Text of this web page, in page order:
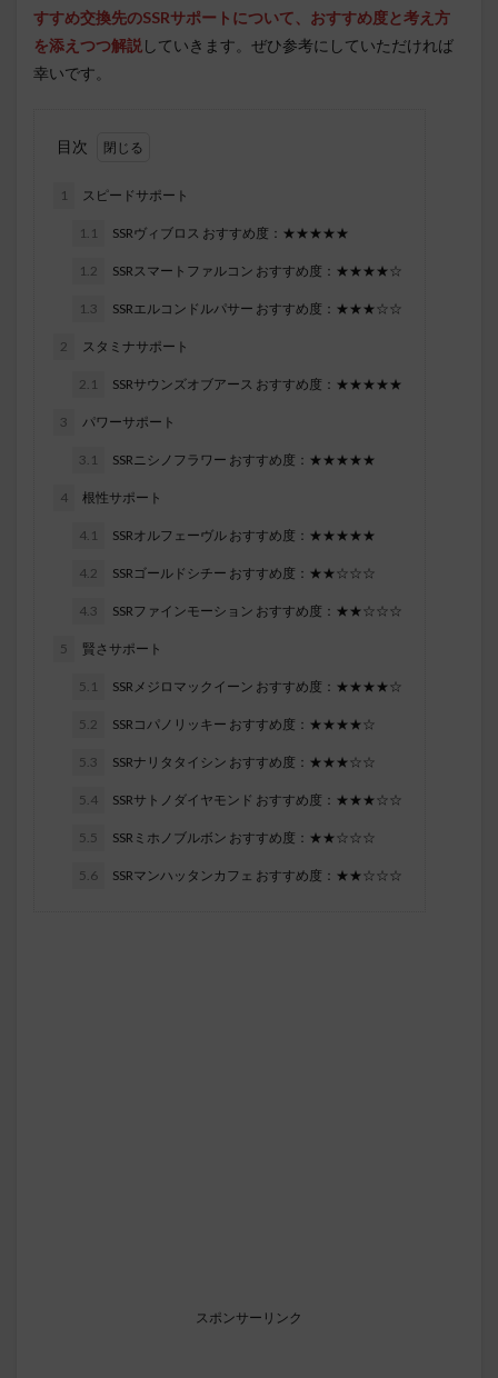
すすめ交換先のSSRサポートについて、おすすめ度と考え方
を添えつつ解説 していきます。ぜひ参考にしていただければ
幸いです。
目次
1 スピードサポート
1.1 SSRヴィブロス おすすめ度：★★★★★
1.2 SSRスマートファルコン おすすめ度：★★★★☆
1.3 SSRエルコンドルパサー おすすめ度：★★★☆☆
2 スタミナサポート
2.1 SSRサウンズオブアース おすすめ度：★★★★★
3 パワーサポート
3.1 SSRニシノフラワー おすすめ度：★★★★★
4 根性サポート
4.1 SSRオルフェーヴル おすすめ度：★★★★★
4.2 SSRゴールドシチー おすすめ度：★★☆☆☆
4.3 SSRファインモーション おすすめ度：★★☆☆☆
5 賢さサポート
5.1 SSRメジロマックイーン おすすめ度：★★★★☆
5.2 SSRコパノリッキー おすすめ度：★★★★☆
5.3 SSRナリタタイシン おすすめ度：★★★☆☆
5.4 SSRサトノダイヤモンド おすすめ度：★★★☆☆
5.5 SSRミホノブルボン おすすめ度：★★☆☆☆
5.6 SSRマンハッタンカフェ おすすめ度：★★☆☆☆
スポンサーリンク